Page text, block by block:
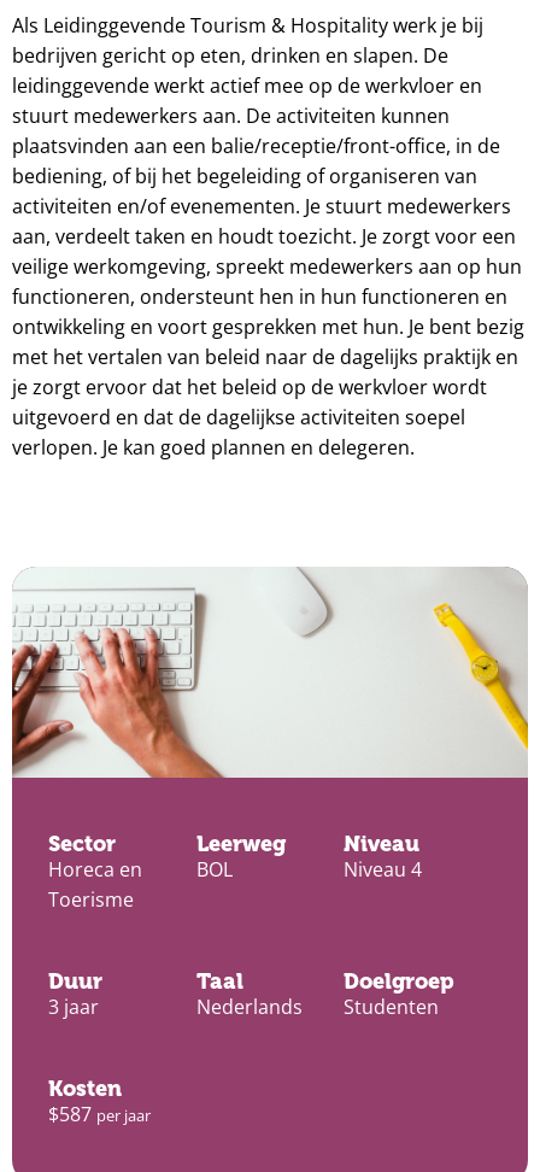
Als Leidinggevende Tourism & Hospitality werk je bij
bedrijven gericht op eten, drinken en slapen. De
leidinggevende werkt actief mee op de werkvloer en
stuurt medewerkers aan. De activiteiten kunnen
plaatsvinden aan een balie/receptie/front-office, in de
bediening, of bij het begeleiding of organiseren van
activiteiten en/of evenementen. Je stuurt medewerkers
aan, verdeelt taken en houdt toezicht. Je zorgt voor een
veilige werkomgeving, spreekt medewerkers aan op hun
functioneren, ondersteunt hen in hun functioneren en
ontwikkeling en voort gesprekken met hun. Je bent bezig
met het vertalen van beleid naar de dagelijks praktijk en
je zorgt ervoor dat het beleid op de werkvloer wordt
uitgevoerd en dat de dagelijkse activiteiten soepel
verlopen. Je kan goed plannen en delegeren.
Sector
Horeca en
Toerisme
Leerweg
BOL
Niveau
Niveau 4
Duur
3 jaar
Taal
Nederlands
Doelgroep
Studenten
Kosten
$587 per jaar